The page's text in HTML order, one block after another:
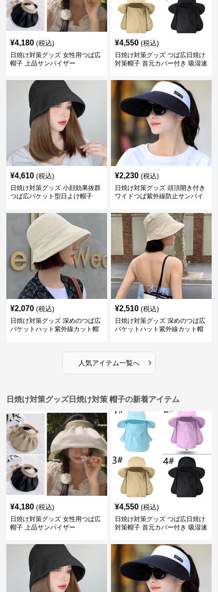
¥4,180 (税込)
日焼け対策グッズ 女性用つば広
帽子 上品サンバイザー
¥4,550 (税込)
日焼け対策グッズ つば広日焼け
対策帽子 首元カバー付き 吸湿速
¥4,610 (税込)
日焼け対策グッズ 小顔効果抜群
つば広バケット型日よけ帽子
¥2,230 (税込)
日焼け対策グッズ 頭頂開き付き
ワイドつば紫外線防止サンバイ
¥2,070 (税込)
日焼け対策グッズ 深めのつば広
バケットハット紫外線カット帽
¥2,510 (税込)
日焼け対策グッズ 深めのつば広
バケットハット紫外線カット帽
人気アイテム一覧へ ›
日焼け対策グッズ日焼け対策 帽子の新着アイテム
¥4,180 (税込)
日焼け対策グッズ 女性用つば広
帽子 上品サンバイザー
¥4,550 (税込)
日焼け対策グッズ つば広日焼け
対策帽子 首元カバー付き 吸湿速